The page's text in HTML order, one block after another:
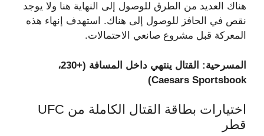
هناك العديد من الطرق للوصول إلى النهاية هنا ولا يوجد
نقص في الحافز للوصول إلى هناك. استهدف إنهاء هذه
المعركة قبل مشروع صانعي الاحتمالات.
المسرحية: القتال ينتهي داخل المسافة (+230،
Caesars Sportsbook)
اختيارات بطاقة القتال الكاملة من UFC
قطر